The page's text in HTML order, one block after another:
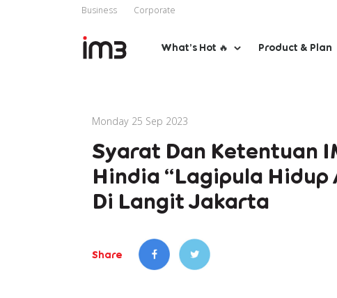
Business Corporate
What’s Hot 🔥 Product & Plan
Monday 25 Sep 2023
Syarat Dan Ketentuan
Hindia “Lagipula
Di Langit Jakarta
Share